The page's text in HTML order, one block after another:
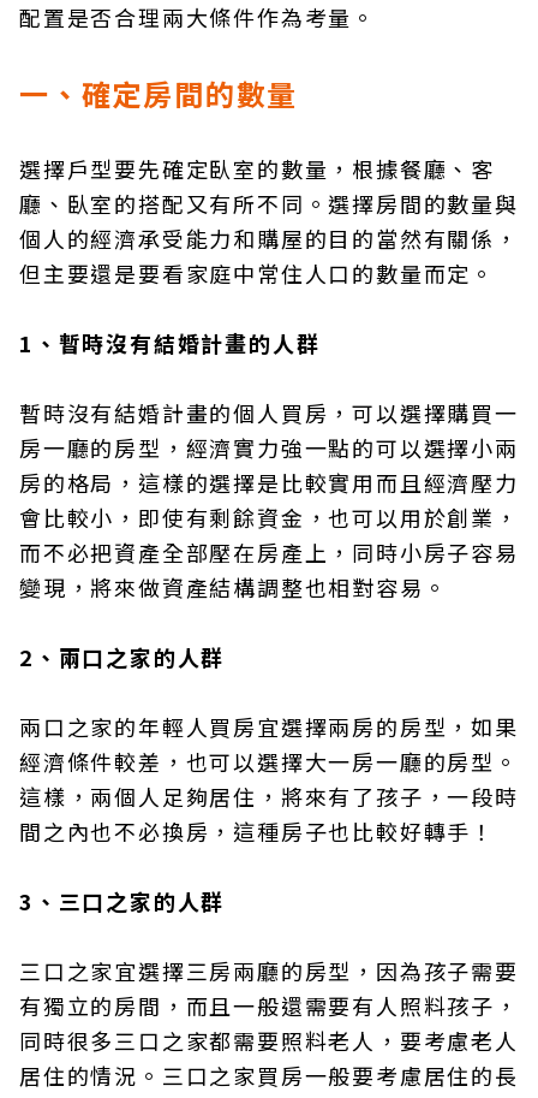
配置是否合理兩大條件作為考量。
一、確定房間的數量
選擇戶型要先確定臥室的數量，根據餐廳、客
廳、臥室的搭配又有所不同。選擇房間的數量與
個人的經濟承受能力和購屋的目的當然有關係，
但主要還是要看家庭中常住人口的數量而定。
1、暫時沒有結婚計畫的人群
暫時沒有結婚計畫的個人買房，可以選擇購買一
房一廳的房型，經濟實力強一點的可以選擇小兩
房的格局，這樣的選擇是比較實用而且經濟壓力
會比較小，即使有剩餘資金，也可以用於創業，
而不必把資產全部壓在房產上，同時小房子容易
變現，將來做資產結構調整也相對容易。
2、兩口之家的人群
兩口之家的年輕人買房宜選擇兩房的房型，如果
經濟條件較差，也可以選擇大一房一廳的房型。
這樣，兩個人足夠居住，將來有了孩子，一段時
間之內也不必換房，這種房子也比較好轉手！
3、三口之家的人群
三口之家宜選擇三房兩廳的房型，因為孩子需要
有獨立的房間，而且一般還需要有人照料孩子，
同時很多三口之家都需要照料老人，要考慮老人
居住的情況。三口之家買房一般要考慮居住的長